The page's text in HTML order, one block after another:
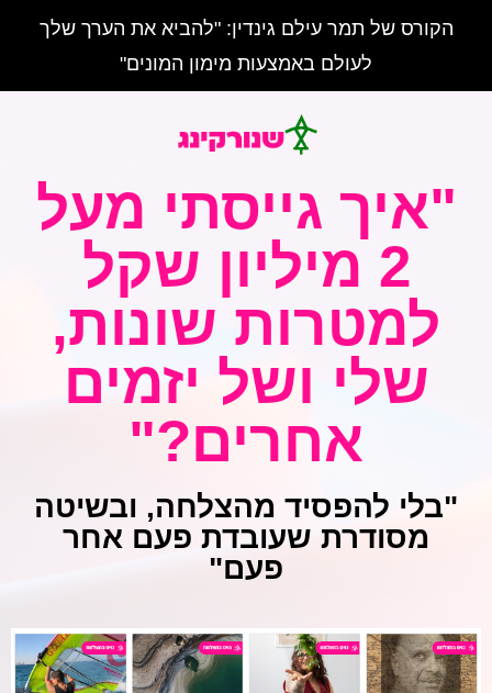
הקורס של תמר עילם גינדין: "להביא את הערך שלך
לעולם באמצעות מימון המונים"
"איך גייסתי מעל
2 מיליון שקל
למטרות שונות,
שלי ושל יזמים
אחרים?"
"בלי להפסיד מהצלחה, ובשיטה
מסודרת שעובדת פעם אחר
פעם"